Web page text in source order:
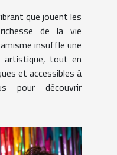
que jouent les
de la vie
insuffle une
artistique, tout en
et accessibles à
pour découvrir